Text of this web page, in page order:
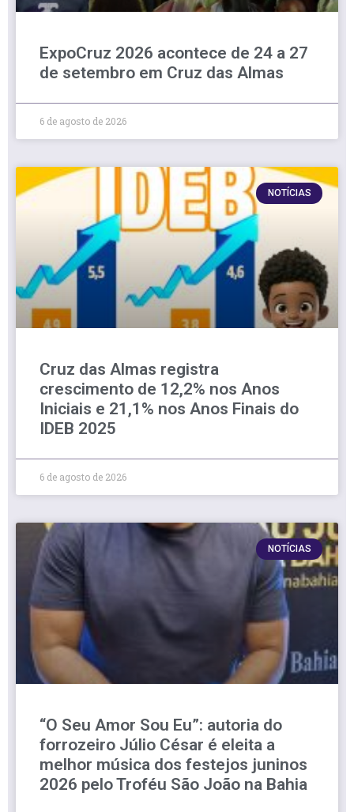
ExpoCruz 2026 acontece de 24 a 27
de setembro em Cruz das Almas
6 de agosto de 2026
NOTÍCIAS
Cruz das Almas registra
crescimento de 12,2% nos Anos
Iniciais e 21,1% nos Anos Finais do
IDEB 2025
6 de agosto de 2026
NOTÍCIAS
“O Seu Amor Sou Eu”: autoria do
forrozeiro Júlio César é eleita a
melhor música dos festejos juninos
2026 pelo Troféu São João na Bahia